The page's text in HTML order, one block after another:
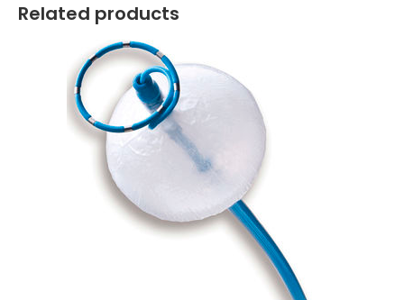
Related products